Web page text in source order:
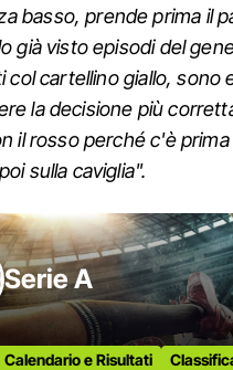
basso, prende prima il
già visto episodi del
col cartellino giallo, sono
la decisione più
il rosso perché c'è
sulla caviglia".
Serie A
Calendario e Risultati